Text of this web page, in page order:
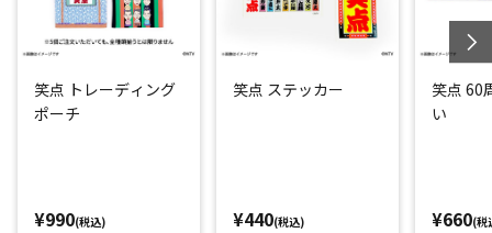
笑点 トレーディング
ポーチ
¥990(税込)
笑点 ステッカー
¥440(税込)
笑点 60
い
¥660(税